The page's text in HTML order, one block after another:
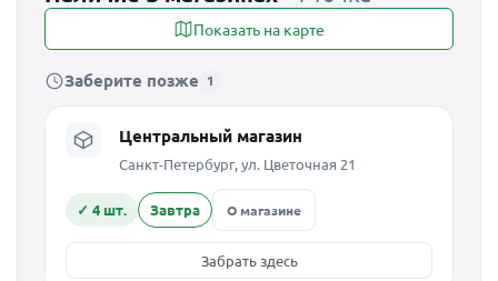
Показать на карте
Заберите позже 1
Центральный магазин
Санкт-Петербург, ул. Цветочная 21
✓ 4 шт. Завтра О магазине
Забрать здесь